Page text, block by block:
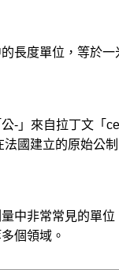
長度單位，等於一
公-」來自拉丁文「
國建立的原始公
中非常常見的單
個領域。